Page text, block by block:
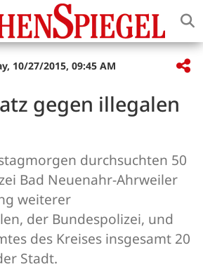
10/27/2015, 09:45 AM
gegen illegalen
durchsuchten 50
Bad Neuenahr-Ahrweiler
weiterer
der Bundespolizei, und
des Kreises insgesamt 20
Stadt.